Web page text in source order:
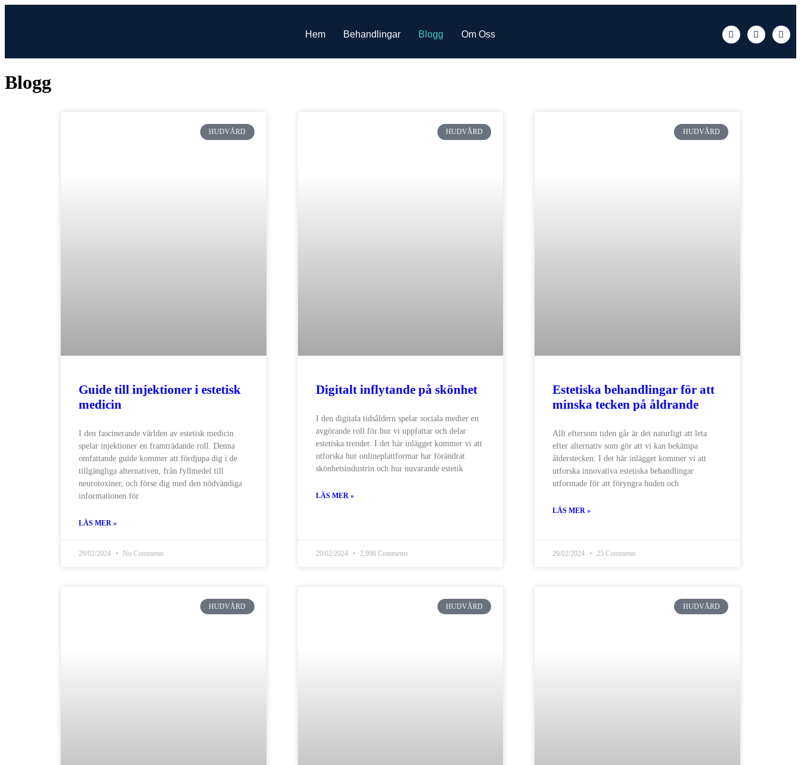
Hem Behandlingar Blogg Om Oss
Blogg
HUDVÅRD
​Guide till injektioner i estetisk
medicin​
I den fascinerande världen av estetisk medicin
spelar injektioner en framträdande roll. Denna
omfattande guide kommer att fördjupa dig i de
tillgängliga alternativen, från fyllmedel till
neurotoxiner, och förse dig med den nödvändiga
informationen för
LÄS MER »
29/02/2024 No Comments
HUDVÅRD
Digitalt inflytande på skönhet
I den digitala tidsåldern spelar sociala medier en
avgörande roll för hur vi uppfattar och delar
estetiska trender. I det här inlägget kommer vi att
utforska hur onlineplattformar har förändrat
skönhetsindustrin och hur nuvarande estetik
LÄS MER »
29/02/2024 2,998 Comments
HUDVÅRD
​Estetiska behandlingar för att
minska tecken på åldrande​
Allt eftersom tiden går är det naturligt att leta
efter alternativ som gör att vi kan bekämpa
ålderstecken. I det här inlägget kommer vi att
utforska innovativa estetiska behandlingar
utformade för att föryngra huden och
LÄS MER »
29/02/2024 25 Comments
HUDVÅRD HUDVÅRD HUDVÅRD